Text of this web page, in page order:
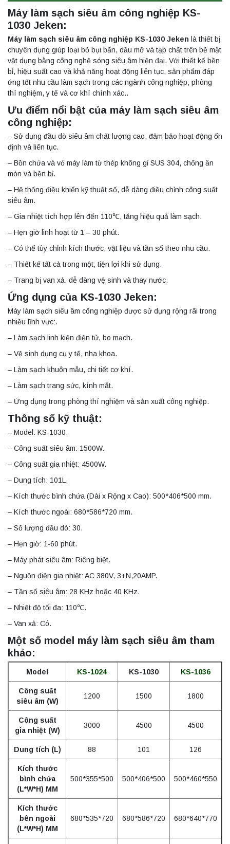
Máy làm sạch siêu âm công nghiệp KS-
1030 Jeken:
Máy làm sạch siêu âm công nghiệp KS-1030 Jeken là thiết bị
chuyên dụng giúp loại bỏ bụi bẩn, dầu mỡ và tạp chất trên bề mặt
vật dụng bằng công nghệ sóng siêu âm hiện đại. Với thiết kế bền
bỉ, hiệu suất cao và khả năng hoạt động liên tục, sản phẩm đáp
ứng tốt nhu cầu làm sạch trong các ngành công nghiệp, phòng
thí nghiệm, y tế và cơ khí chính xác..
Ưu điểm nổi bật của máy làm sạch siêu âm
công nghiệp:
– Sử dụng đầu dò siêu âm chất lượng cao, đảm bảo hoạt động ổn
định và liên tục.
– Bồn chứa và vỏ máy làm từ thép không gỉ SUS 304, chống ăn
mòn và bền bỉ.
– Hệ thống điều khiển kỹ thuật số, dễ dàng điều chỉnh công suất
siêu âm.
– Gia nhiệt tích hợp lên đến 110℃, tăng hiệu quả làm sạch.
– Hẹn giờ linh hoạt từ 1 – 30 phút.
– Có thể tùy chỉnh kích thước, vật liệu và tần số theo nhu cầu.
– Thiết kế tất cả trong một, tiện lợi khi sử dụng.
– Trang bị van xả, dễ dàng vệ sinh và thay nước.
Ứng dụng của KS-1030 Jeken:
Máy làm sạch siêu âm công nghiệp được sử dụng rộng rãi trong
nhiều lĩnh vực:.
– Làm sạch linh kiện điện tử, bo mạch.
– Vệ sinh dụng cụ y tế, nha khoa.
– Làm sạch khuôn mẫu, chi tiết cơ khí.
– Làm sạch trang sức, kính mắt.
– Ứng dụng trong phòng thí nghiệm và sản xuất công nghiệp.
Thông số kỹ thuật:
– Model: KS-1030.
– Công suất siêu âm: 1500W.
– Công suất gia nhiệt: 4500W.
– Dung tích: 101L.
– Kích thước bình chứa (Dài x Rộng x Cao): 500*406*500 mm.
– Kích thước ngoài: 680*586*720 mm.
– Số lượng đầu dò: 30.
– Hẹn giờ: 1-60 phút.
– Máy phát siêu âm: Riêng biệt.
– Nguồn điện gia nhiệt: AC 380V, 3+N,20AMP.
– Tần số siêu âm: 28 KHz hoặc 40 KHz.
– Nhiệt độ tối đa: 110℃.
– Van xả: Có.
Một số model máy làm sạch siêu âm tham
khảo:
Model KS-1024 KS-1030 KS-1036
Công suất
siêu âm (W)
1200 1500 1800
Công suất
gia nhiệt (W)
3000 4500 4500
Dung tích (L) 88 101 126
Kích thước
bình chứa
(L*W*H) MM
500*355*500 500*406*500 500*460*550
Kích thước
bên ngoài
(L*W*H) MM
680*535*720 680*586*720 680*640*770